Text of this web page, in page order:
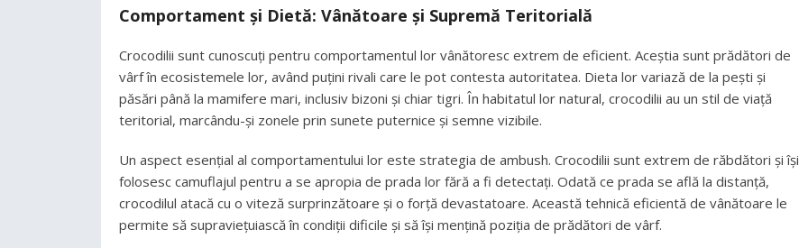
Comportament și Dietă: Vânătoare și Supremă Teritorială
Crocodilii sunt cunoscuți pentru comportamentul lor vânătoresc extrem de eficient. Aceștia sunt prădători de
vârf în ecosistemele lor, având puțini rivali care le pot contesta autoritatea. Dieta lor variază de la pești și
păsări până la mamifere mari, inclusiv bizoni și chiar tigri. În habitatul lor natural, crocodilii au un stil de viață
teritorial, marcându-și zonele prin sunete puternice și semne vizibile.
Un aspect esențial al comportamentului lor este strategia de ambush. Crocodilii sunt extrem de răbdători și își
folosesc camuflajul pentru a se apropia de prada lor fără a fi detectați. Odată ce prada se află la distanță,
crocodilul atacă cu o viteză surprinzătoare și o forță devastatoare. Această tehnică eficientă de vânătoare le
permite să supraviețuiască în condiții dificile și să își mențină poziția de prădători de vârf.